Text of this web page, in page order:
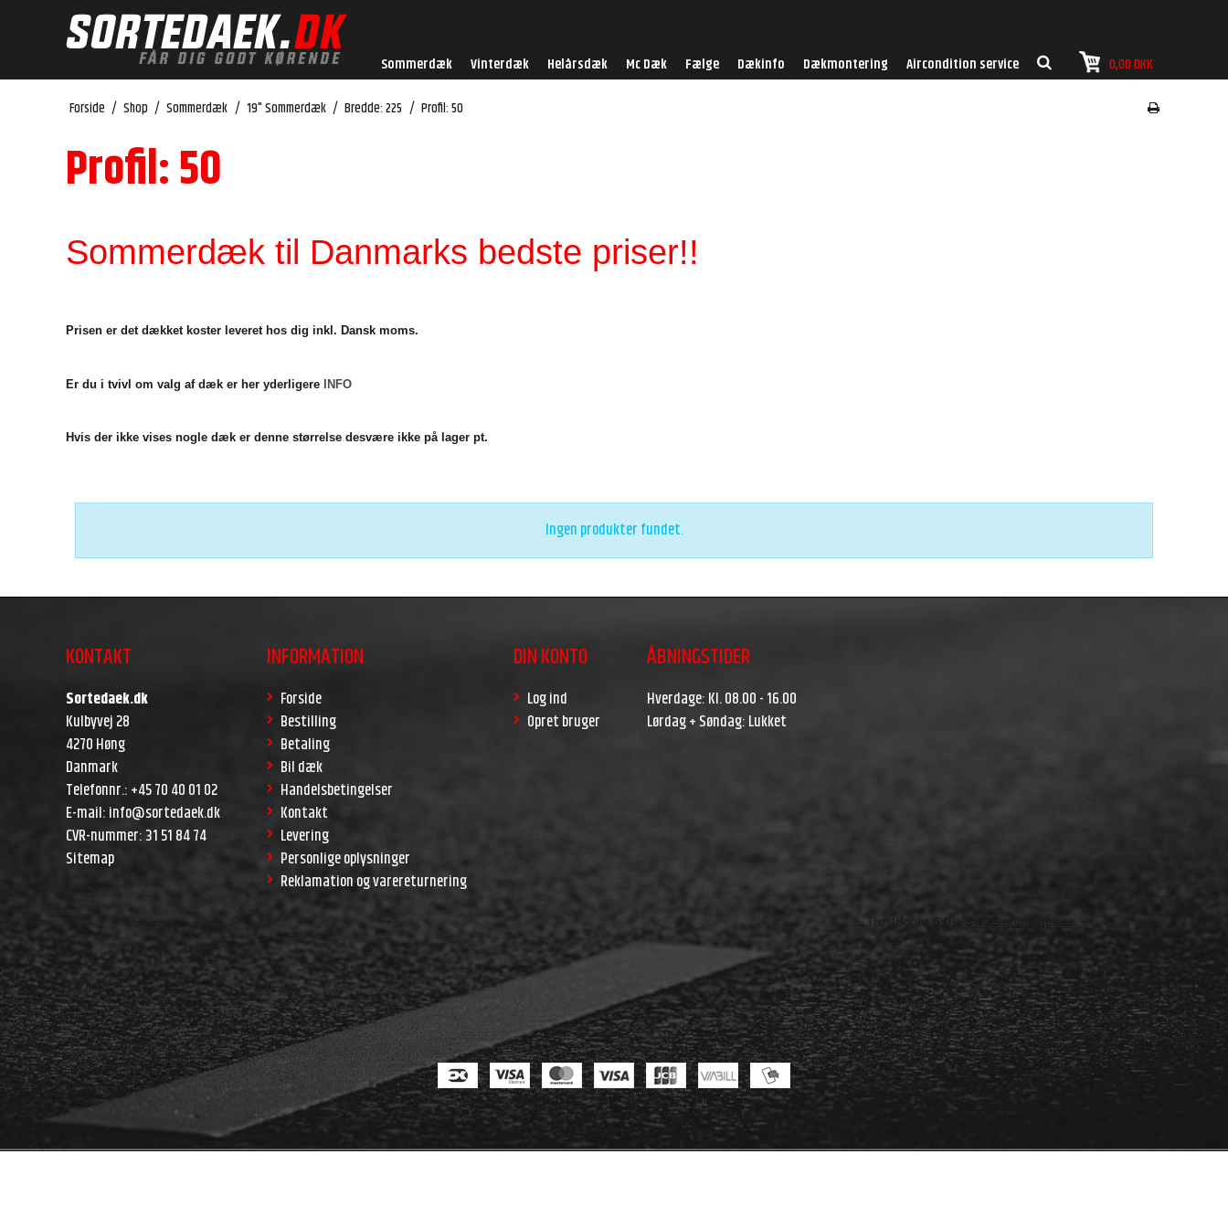
Sommerdæk Vinterdæk Helårsdæk Mc Dæk Fælge Dækinfo Dækmontering Aircondition service 0,00 DKK
Forside / Shop / Sommerdæk / 19" Sommerdæk / Bredde: 225 / Profil: 50
Profil: 50
Sommerdæk til Danmarks bedste priser!!
Prisen er det dækket koster leveret hos dig inkl. Dansk moms.
Er du i tvivl om valg af dæk er her yderligere INFO
Hvis der ikke vises nogle dæk er denne størrelse desvære ikke på lager pt.
Ingen produkter fundet.
KONTAKT
Sortedaek.dk
Kulbyvej 28
4270 Høng
Danmark
Telefonnr.:+45 70 40 01 02
E-mail:info@sortedaek.dk
CVR-nummer:31 51 84 74
Sitemap
INFORMATION
Forside
Bestilling
Betaling
Bil dæk
Handelsbetingelser
Kontakt
Levering
Personlige oplysninger
Reklamation og varereturnering
DIN KONTO
Log ind
Opret bruger
ÅBNINGSTIDER
Hverdage: Kl. 08.00 - 16.00
Lørdag + Søndag: Lukket